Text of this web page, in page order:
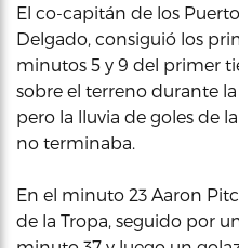
El co-capitán de los
Delgado, consiguió los
minutos 5 y 9 del primer
sobre el terreno durante
pero la lluvia de goles de
no terminaba.
En el minuto 23 Aaron
de la Tropa, seguido por